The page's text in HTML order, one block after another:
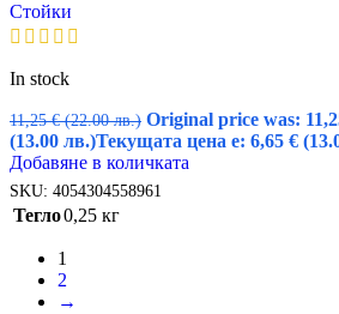
Стойки
In stock
11,25€ (22.00 лв.) Original price was:
(13.00 лв.)Текущата цена е: 6,65 €
Добавяне в количката
SKU: 4054304558961
Тегло0,25 кг
1
2
→